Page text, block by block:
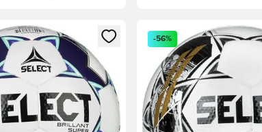
til at logge ind eller tilmelde dig som medlem
Åbner en Modal til at
-56%